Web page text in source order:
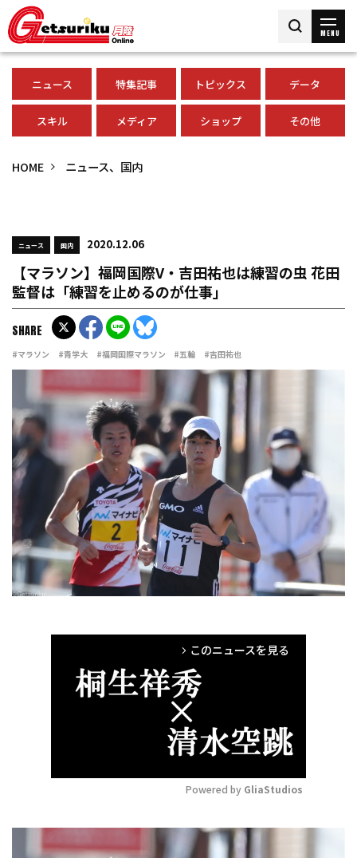
MENU
ニュース 特集記事 トピックス データ
スキル メディア ショップ その他
HOME ニュース、国内
ニュース 国内 2020.12.06
【マラソン】福岡国際V・吉田祐也は練習の虫 花田
監督は「練習を止めるのが仕事」
#マラソン #青学大 #福岡国際マラソン #五輪 #吉田祐也
SHARE
arrow_forward_ios このニュースを見る
Powered by GliaStudios